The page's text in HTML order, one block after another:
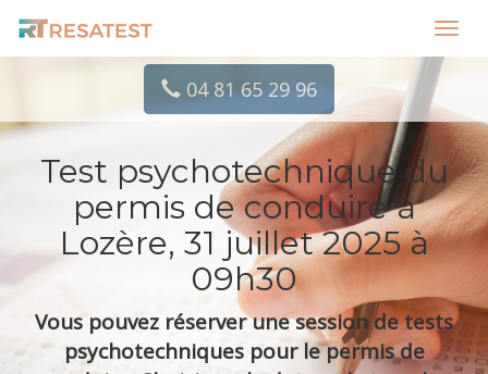
04 81 65 29 96
Test psychotechnique du
permis de conduire à
Lozère, 31 juillet 2025 à
09h30
Vous pouvez réserver une session de tests
psychotechniques pour le permis de